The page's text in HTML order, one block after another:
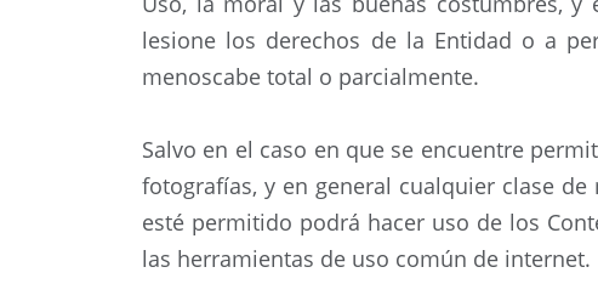
lesione los derechos de la Entidad o a
menoscabe total o parcialmente.
Salvo en el caso en que se encuentre
fotografías, y en general cualquier clase
esté permitido podrá hacer uso de los
las herramientas de uso común de internet.